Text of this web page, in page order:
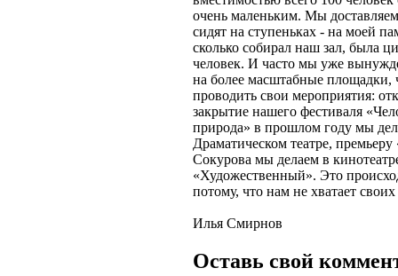
очень маленьким. Мы
сидят на ступеньках - на моей
сколько собирал наш зал, была
человек. И часто мы уже
на более масштабные площадки,
проводить свои мероприятия:
закрытие нашего фестиваля
природа» в прошлом году мы
Драматическом театре, премьеру
Сокурова мы делаем в
«Художественный». Это
потому, что нам не хватает
Илья Смирнов
Оставь свой